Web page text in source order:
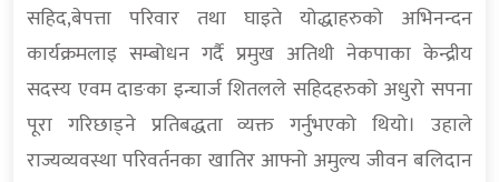
सहिद,बेपत्ता परिवार तथा घाइते योद्धाहरुको अभिनन्दन
कार्यक्रमलाइ सम्बोधन गर्दै प्रमुख अतिथी नेकपाका केन्द्रीय
सदस्य एवम दाङका इन्चार्ज शितलले सहिदहरुको अधुरो सपना
पूरा गरिछाड्ने प्रतिबद्धता व्यक्त गर्नुभएको थियो। उहाले
राज्यव्यवस्था परिवर्तनका खातिर आफ्नो अमुल्य जीवन बलिदान